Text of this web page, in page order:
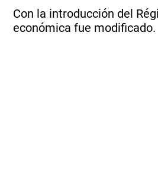
Con la introducción del
económica fue modificado.